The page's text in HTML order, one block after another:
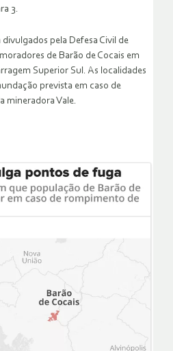
3.
pela Defesa Civil de
de Barão de Cocais em
Superior Sul. As localidades
prevista em caso de
mineradora Vale.